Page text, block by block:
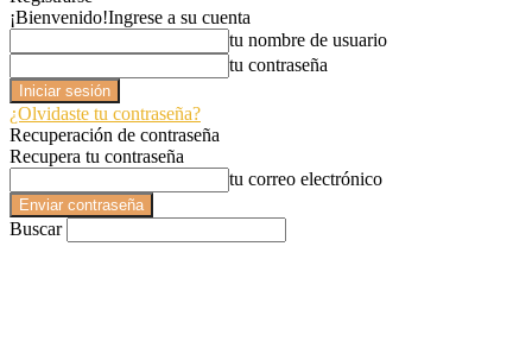
¡Bienvenido!Ingrese a su cuenta
tu nombre de usuario
tu contraseña
¿Olvidaste tu contraseña?
Recuperación de contraseña
Recupera tu contraseña
tu correo electrónico
Buscar